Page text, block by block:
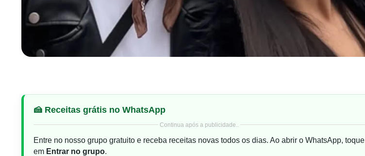
🍰 Receitas grátis no WhatsApp
Continua após a publicidade..
Entre no nosso grupo gratuito e receba receitas novas todos os dias. Ao abrir o WhatsApp, toque
em Entrar no grupo.